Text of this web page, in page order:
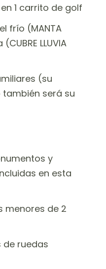
1 carrito de golf
frío (MANTA
LLUVIA
(su
será su
y
en esta
menores de 2
de ruedas